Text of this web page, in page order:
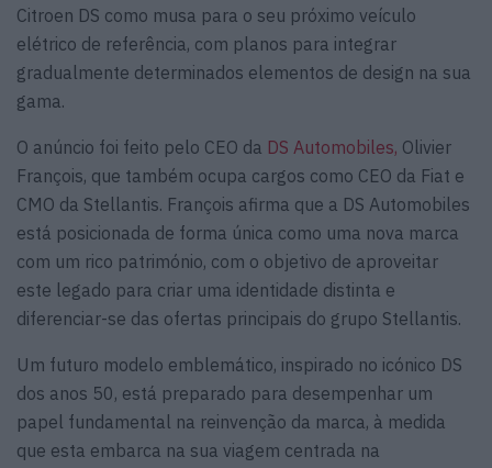
Citroen DS como musa para o seu próximo veículo
elétrico de referência, com planos para integrar
gradualmente determinados elementos de design na sua
gama.
O anúncio foi feito pelo CEO da DS Automobiles, Olivier
François, que também ocupa cargos como CEO da Fiat e
CMO da Stellantis. François afirma que a DS Automobiles
está posicionada de forma única como uma nova marca
com um rico património, com o objetivo de aproveitar
este legado para criar uma identidade distinta e
diferenciar-se das ofertas principais do grupo Stellantis.
Um futuro modelo emblemático, inspirado no icónico DS
dos anos 50, está preparado para desempenhar um
papel fundamental na reinvenção da marca, à medida
que esta embarca na sua viagem centrada na